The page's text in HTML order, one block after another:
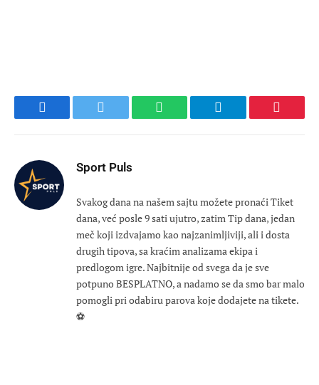
Facebook Twitter WhatsApp Telegram
Sport Puls
Svakog dana na našem sajtu možete pronaći Tiket
dana, već posle 9 sati ujutro, zatim Tip dana, jedan
meč koji izdvajamo kao najzanimljiviji, ali i dosta
drugih tipova, sa kraćim analizama ekipa i
predlogom igre. Najbitnije od svega da je sve
potpuno BESPLATNO, a nadamo se da smo bar malo
pomogli pri odabiru parova koje dodajete na tikete.
⚽